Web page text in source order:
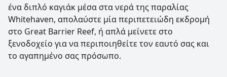
ένα διπλό καγιάκ μέσα στα νερά της παραλίας
Whitehaven, απολαύστε μία περιπετειώδη εκδρομή
στο Great Barrier Reef, ή απλά μείνετε στο
ξενοδοχείο για να περιποιηθείτε τον εαυτό σας και
το αγαπημένο σας πρόσωπο.